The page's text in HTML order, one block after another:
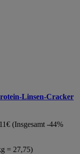
Linsen-Cracker
(Insgesamt -44%
= 27,75)